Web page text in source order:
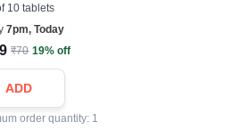
10 tablets
7pm, Today
₹70 19% off
ADD
order quantity: 1